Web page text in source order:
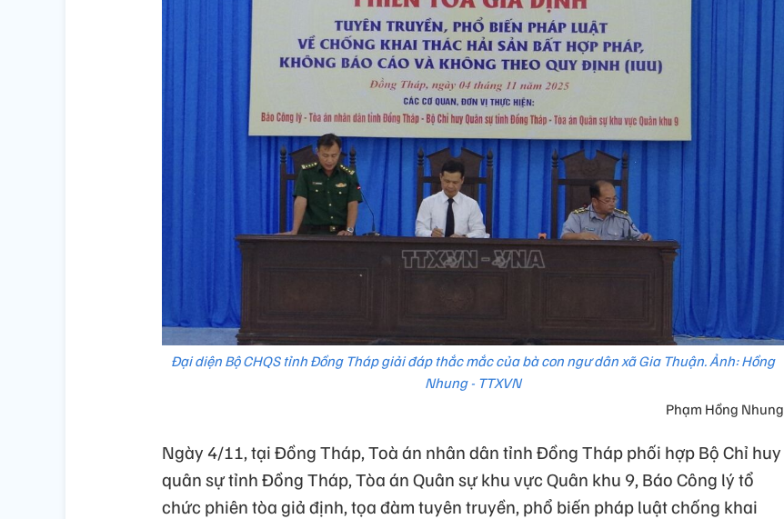
Đại diện Bộ CHQS tỉnh Đồng Tháp giải đáp thắc mắc của bà con ngư dân xã Gia Thuận. Ảnh: Hồng
Nhung - TTXVN
Phạm Hồng Nhung
Ngày 4/11, tại Đồng Tháp, Toà án nhân dân tỉnh Đồng Tháp phối hợp Bộ Chỉ huy
quân sự tỉnh Đồng Tháp, Tòa án Quân sự khu vực Quân khu 9, Báo Công lý tổ
chức phiên tòa giả định, tọa đàm tuyên truyền, phổ biến pháp luật chống khai